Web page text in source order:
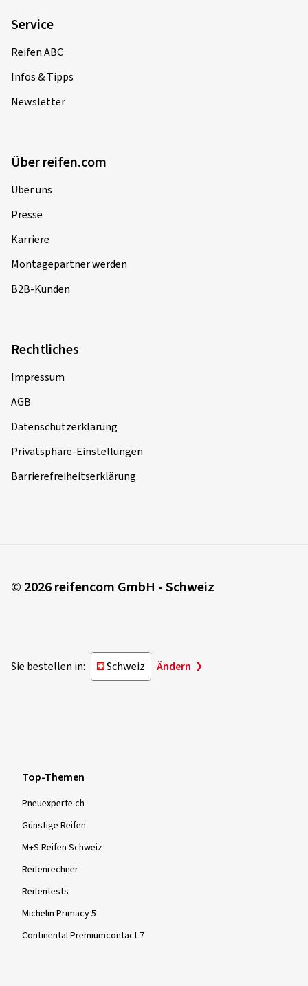
Service
Reifen ABC
Infos & Tipps
Newsletter
Über reifen.com
Über uns
Presse
Karriere
Montagepartner werden
B2B-Kunden
Rechtliches
Impressum
AGB
Datenschutzerklärung
Privatsphäre-Einstellungen
Barrierefreiheitserklärung
© 2026 reifencom GmbH - Schweiz
Sie bestellen in: Schweiz Ändern
Top-Themen
Pneuexperte.ch
Günstige Reifen
M+S Reifen Schweiz
Reifenrechner
Reifentests
Michelin Primacy 5
Continental Premiumcontact 7